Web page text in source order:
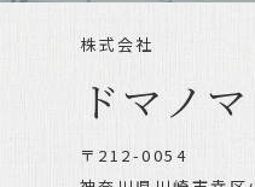
株式会社
ドマノ
〒212-0054